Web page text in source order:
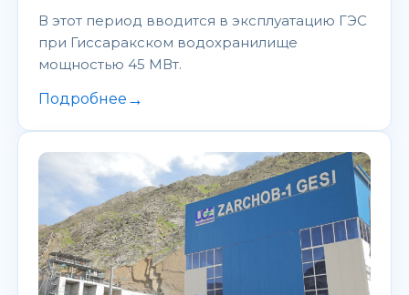
В этот период вводится в эксплуатацию ГЭС
при Гиссаракском водохранилище
мощностью 45 МВт.
Подробнее →